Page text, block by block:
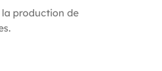
production de